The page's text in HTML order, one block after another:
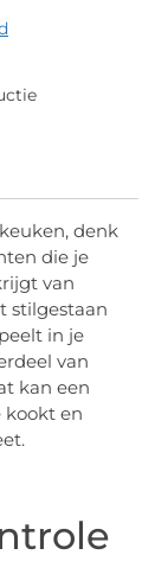
denk
die je
van
stilgestaan
in je
van
kan een
kookt en